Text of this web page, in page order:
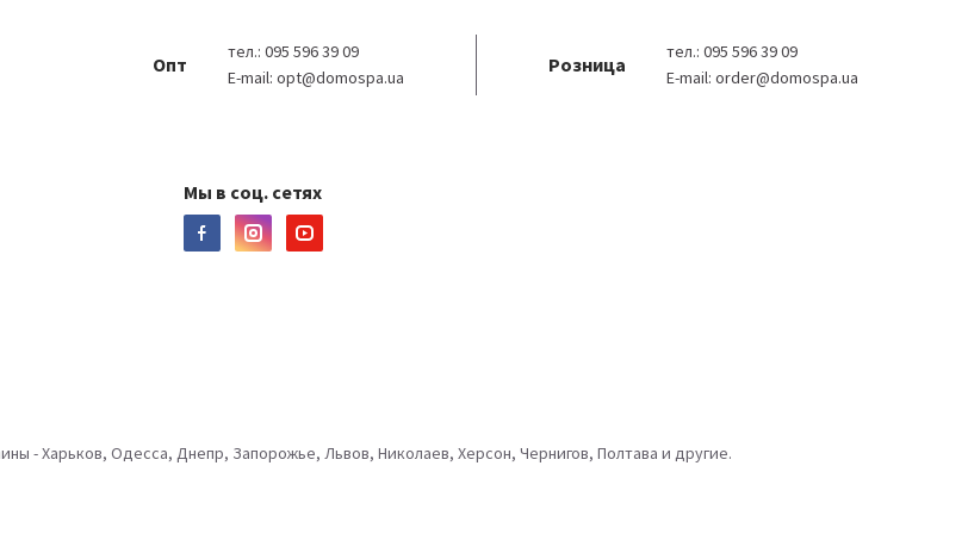
Опт
тел.: 095 596 39 09
E-mail: opt@domospa.ua
Розница
тел.: 095 596 39 09
E-mail: order@domospa.ua
Мы в соц. сетях
- Харьков, Одесса, Днепр, Запорожье, Львов, Николаев, Херсон, Чернигов, Полтава и другие.